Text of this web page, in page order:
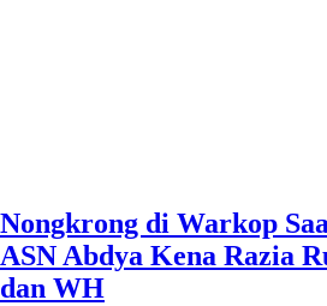
Nongkrong di Warkop
ASN Abdya Kena Razia
dan WH